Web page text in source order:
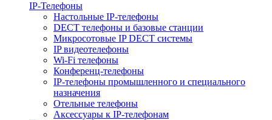
IP-Телефоны
Настольные IP-телефоны
DECT телефоны и базовые станции
Микросотовые IP DECT системы
IP видеотелефоны
Wi-Fi телефоны
Конференц-телефоны
IP-телефоны промышленного и специального
назначения
Отельные телефоны
Аксессуары к IP-телефонам